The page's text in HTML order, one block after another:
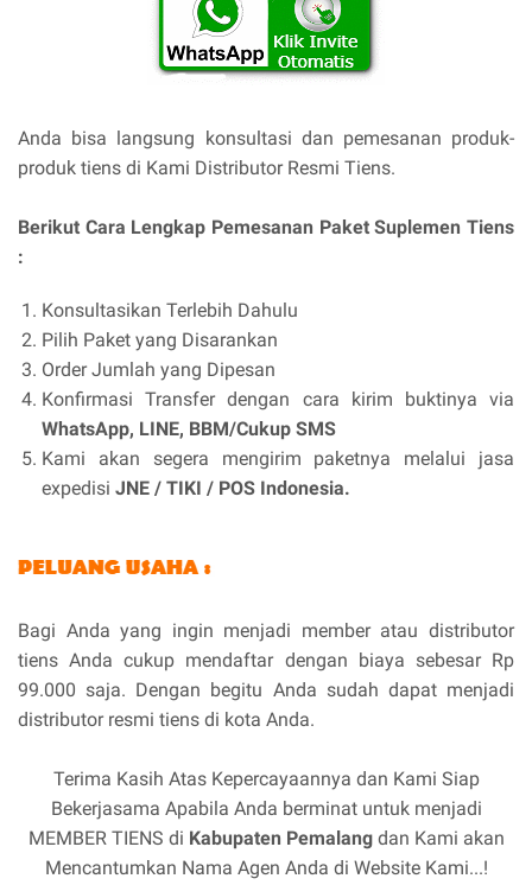
Anda bisa langsung konsultasi dan pemesanan produk-
produk tiens di Kami Distributor Resmi Tiens.
Berikut Cara Lengkap Pemesanan Paket Suplemen Tiens
:
Konsultasikan Terlebih Dahulu
Pilih Paket yang Disarankan
Order Jumlah yang Dipesan
Konfirmasi Transfer dengan cara kirim buktinya via
WhatsApp, LINE, BBM/Cukup SMS
Kami akan segera mengirim paketnya melalui jasa
expedisi JNE / TIKI / POS Indonesia.
Bagi Anda yang ingin menjadi member atau distributor
tiens Anda cukup mendaftar dengan biaya sebesar Rp
99.000 saja. Dengan begitu Anda sudah dapat menjadi
distributor resmi tiens di kota Anda.
Terima Kasih Atas Kepercayaannya dan Kami Siap
Bekerjasama Apabila Anda berminat untuk menjadi
MEMBER TIENS di Kabupaten Pemalangdan Kami akan
Mencantumkan Nama Agen Anda di Website Kami...!